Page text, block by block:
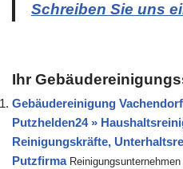
Schreiben Sie uns
Ihr
Gebäudereinigung
Putzhelden24 »
Reinigungskräfte,
Putzfirma